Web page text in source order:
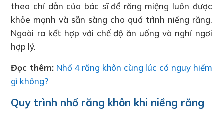
theo chỉ dẫn của bác sĩ để răng miệng luôn được
khỏe mạnh và sẵn sàng cho quá trình niềng răng.
Ngoài ra kết hợp với chế độ ăn uống và nghỉ ngơi
hợp lý.
Đọc thêm: Nhổ 4 răng khôn cùng lúc có nguy hiểm
gì không?
Quy trình nhổ răng khôn khi niềng răng